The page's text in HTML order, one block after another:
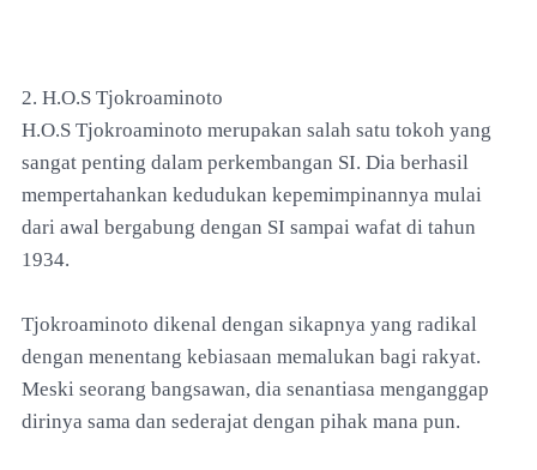
2. H.O.S Tjokroaminoto
H.O.S Tjokroaminoto merupakan salah satu tokoh yang
sangat penting dalam perkembangan SI. Dia berhasil
mempertahankan kedudukan kepemimpinannya mulai
dari awal bergabung dengan SI sampai wafat di tahun
1934.
Tjokroaminoto dikenal dengan sikapnya yang radikal
dengan menentang kebiasaan memalukan bagi rakyat.
Meski seorang bangsawan, dia senantiasa menganggap
dirinya sama dan sederajat dengan pihak mana pun.